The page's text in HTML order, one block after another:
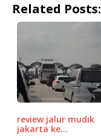
c
b
o
o
k
it ai
Related Posts:
review jalur mudik
jakarta ke…